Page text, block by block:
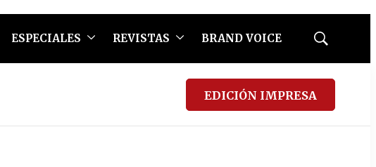
ESPECIALES REVISTAS BRAND VOICE
Mostrar
EDICIÓN IMPRESA